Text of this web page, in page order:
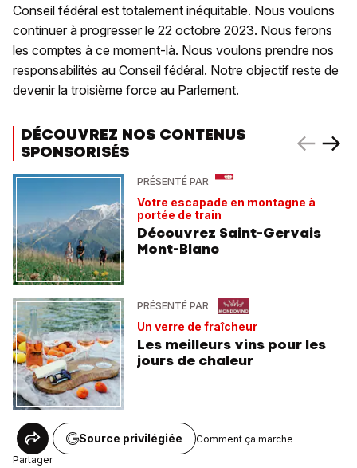
Conseil fédéral est totalement inéquitable. Nous voulons
continuer à progresser le 22 octobre 2023. Nous ferons
les comptes à ce moment-là. Nous voulons prendre nos
responsabilités au Conseil fédéral. Notre objectif reste de
devenir la troisième force au Parlement.
DÉCOUVREZ NOS CONTENUS
SPONSORISÉS
PRÉSENTÉ PAR
Votre escapade en montagne à
portée de train
Découvrez Saint-Gervais
Mont-Blanc
PRÉSENTÉ PAR
Un verre de fraîcheur
Les meilleurs vins pour les
jours de chaleur
Partager
Source privilégiée Comment ça marche